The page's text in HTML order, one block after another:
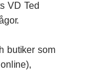
VD Ted
butiker som